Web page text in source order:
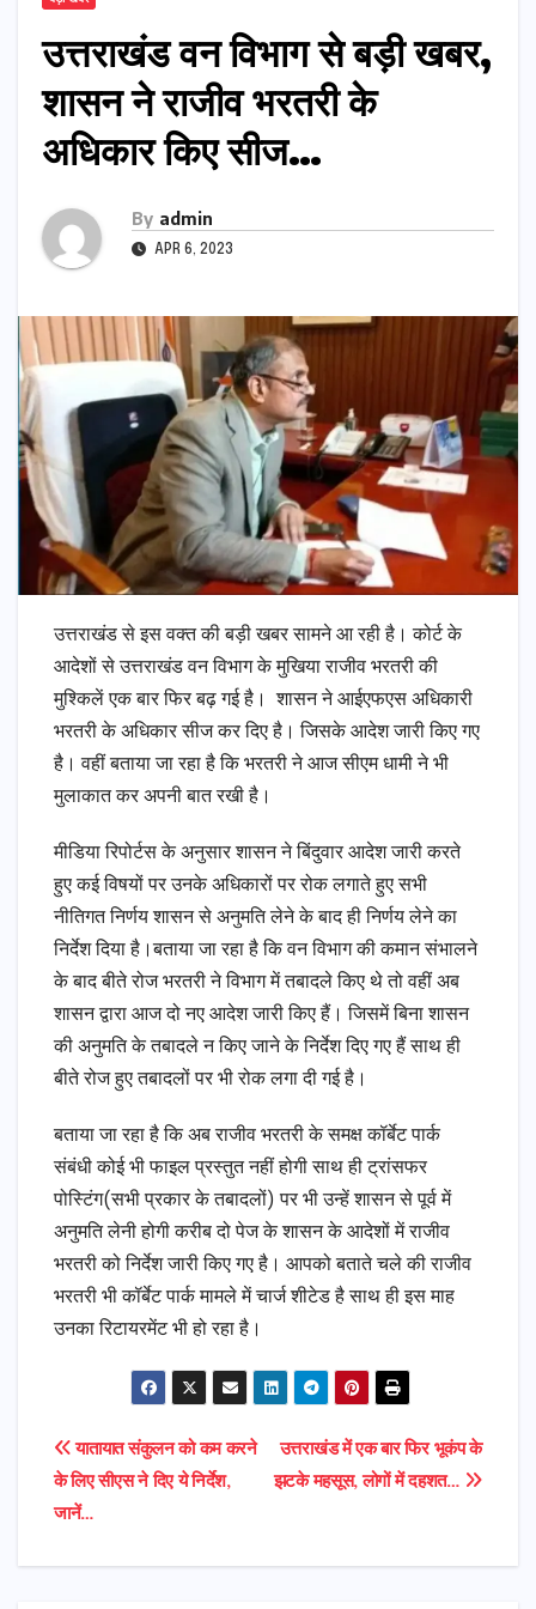
उत्तराखंड वन विभाग से बड़ी खबर,
शासन ने राजीव भरतरी के
अधिकार किए सीज…
By admin
APR 6, 2023
उत्तराखंड से इस वक्त की बड़ी खबर सामने आ रही है। कोर्ट के
आदेशों से उत्तराखंड वन विभाग के मुखिया राजीव भरतरी की
मुश्किलें एक बार फिर बढ़ गई है। शासन ने आईएफएस अधिकारी
भरतरी के अधिकार सीज कर दिए है। जिसके आदेश जारी किए गए
है। वहीं बताया जा रहा है कि भरतरी ने आज सीएम धामी ने भी
मुलाकात कर अपनी बात रखी है।
मीडिया रिपोर्टस के अनुसार शासन ने बिंदुवार आदेश जारी करते
हुए कई विषयों पर उनके अधिकारों पर रोक लगाते हुए सभी
नीतिगत निर्णय शासन से अनुमति लेने के बाद ही निर्णय लेने का
निर्देश दिया है।बताया जा रहा है कि वन विभाग की कमान संभालने
के बाद बीते रोज भरतरी ने विभाग में तबादले किए थे तो वहीं अब
शासन द्वारा आज दो नए आदेश जारी किए हैं। जिसमें बिना शासन
की अनुमति के तबादले न किए जाने के निर्देश दिए गए हैं साथ ही
बीते रोज हुए तबादलों पर भी रोक लगा दी गई है।
बताया जा रहा है कि अब राजीव भरतरी के समक्ष कॉर्बेट पार्क
संबंधी कोई भी फाइल प्रस्तुत नहीं होगी साथ ही ट्रांसफर
पोस्टिंग(सभी प्रकार के तबादलों) पर भी उन्हें शासन से पूर्व में
अनुमति लेनी होगी करीब दो पेज के शासन के आदेशों में राजीव
भरतरी को निर्देश जारी किए गए है। आपको बताते चले की राजीव
भरतरी भी कॉर्बेट पार्क मामले में चार्ज शीटेड है साथ ही इस माह
उनका रिटायरमेंट भी हो रहा है।
Post
navigation
उत्तराखंड में एक बार फिर भूकंप के
झटके महसूस, लोगों में दहशत…
यातायात संकुलन को कम करने
के लिए सीएस ने दिए ये निर्देश,
जानें…